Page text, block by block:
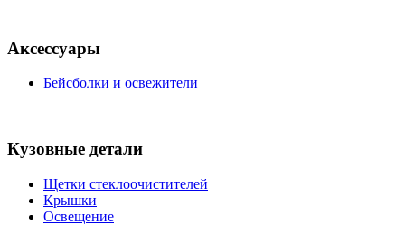
Аксессуары
Бейсболки и освежители
Кузовные детали
Щетки стеклоочистителей
Крышки
Освещение